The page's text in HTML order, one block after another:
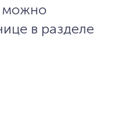
можно
в разделе